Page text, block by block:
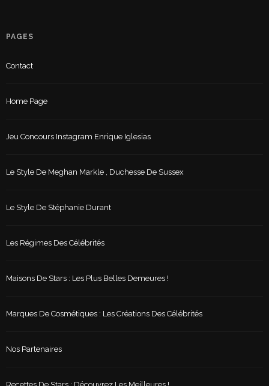
PAGES
Contact
Home Page
Jeu Concours Instagram Enrique Iglesias
Le Style De Meghan Markle , Duchesse De Sussex
Le Style De Stéphanie Durant
Les Régimes Des Célébrités
Maisons De Stars : Les Plus Belles Demeures !
Marques De Cosmétiques : Les Créations Des Célébrités
Nos Partenaires